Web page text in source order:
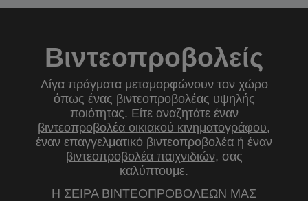
Βιντεοπροβολείς
Λίγα πράγματα μεταμορφώνουν τον χώρο
όπως ένας βιντεοπροβολέας υψηλής
ποιότητας. Είτε αναζητάτε έναν
βιντεοπροβολέα οικιακού κινηματογράφου,
έναν επαγγελματικό βιντεοπροβολέα ή έναν
βιντεοπροβολέα παιχνιδιών, σας
καλύπτουμε.
Η ΣΕΙΡΑ ΒΙΝΤΕΟΠΡΟΒΟΛΕΩΝ ΜΑΣ